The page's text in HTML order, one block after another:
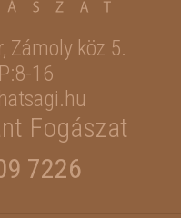
Zámoly köz 5.
16
Fogászat
7226